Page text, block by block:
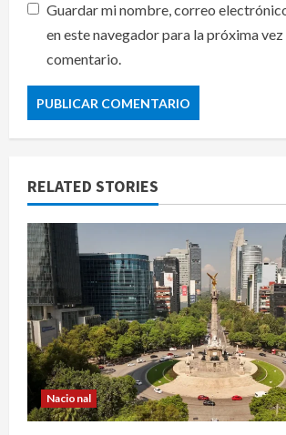
Guardar mi nombre, correo
en este navegador para la próxima vez
comentario.
RELATED STORIES
Nacional